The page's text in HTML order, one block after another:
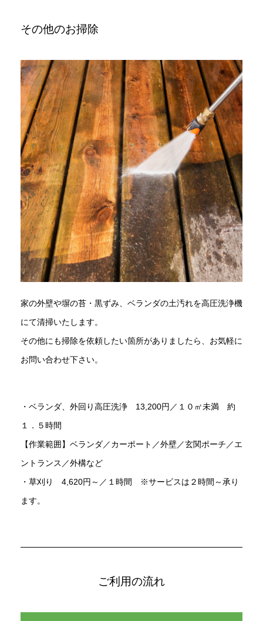
その他のお掃除
家の外壁や塀の苔・黒ずみ、ベランダの土汚れを高圧洗浄機
にて清掃いたします。
その他にも掃除を依頼したい箇所がありましたら、お気軽に
お問い合わせ下さい。
・ベランダ、外回り高圧洗浄 13,200円／１０㎡未満 約
１．５時間
【作業範囲】ベランダ／カーポート／外壁／玄関ポーチ／エ
ントランス／外構など
・草刈り 4,620円～／１時間 ※サービスは２時間～承り
ます。
ご利用の流れ